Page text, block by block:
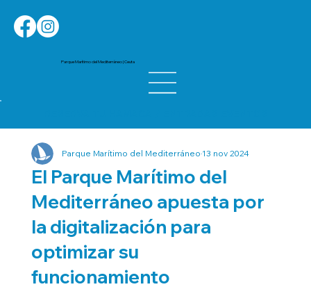
Parque Marítimo del Mediterráneo | Ceuta
El Parque Marítimo del
Mediterráneo apuesta por
la digitalización para
optimizar su
funcionamiento
Parque Marítimo del Mediterráneo13 nov 2024